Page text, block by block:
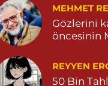
0 (482) 571 22 34 Yol
MEHMET
Gözlerini
öncesinin
REYYEN
50 Bin